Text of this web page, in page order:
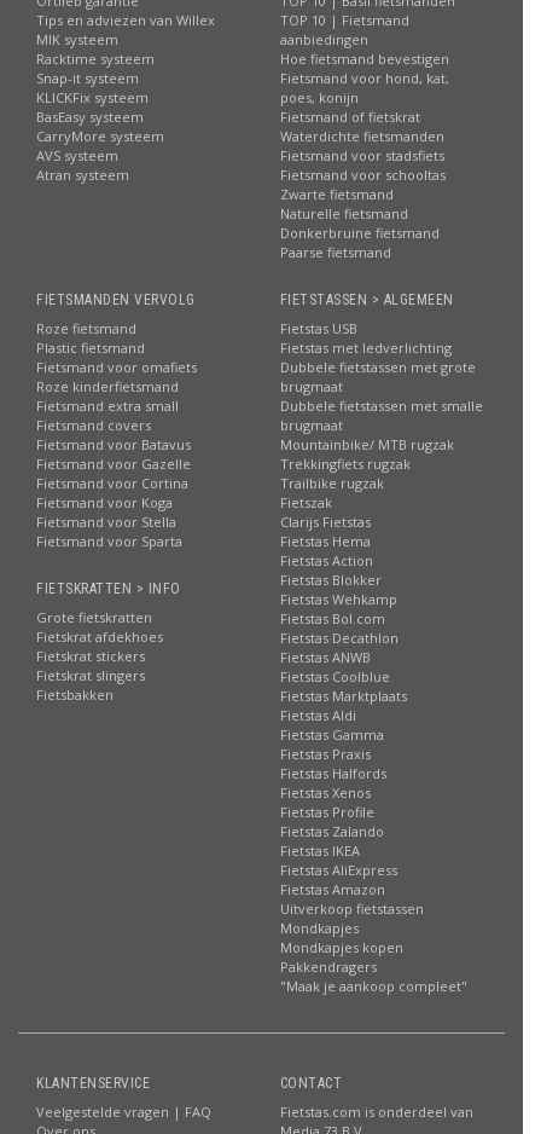
Tips en adviezen van Willex
MIK systeem
Racktime systeem
Snap-it systeem
KLICKFix systeem
BasEasy systeem
CarryMore systeem
AVS systeem
Atran systeem
TOP 10 | Fietsmand
aanbiedingen
Hoe fietsmand bevestigen
Fietsmand voor hond, kat,
poes, konijn
Fietsmand of fietskrat
Waterdichte fietsmanden
Fietsmand voor stadsfiets
Fietsmand voor schooltas
Zwarte fietsmand
Naturelle fietsmand
Donkerbruine fietsmand
Paarse fietsmand
FIETSMANDEN VERVOLG
Roze fietsmand
Plastic fietsmand
Fietsmand voor omafiets
Roze kinderfietsmand
Fietsmand extra small
Fietsmand covers
Fietsmand voor Batavus
Fietsmand voor Gazelle
Fietsmand voor Cortina
Fietsmand voor Koga
Fietsmand voor Stella
Fietsmand voor Sparta
FIETSKRATTEN > INFO
Grote fietskratten
Fietskrat afdekhoes
Fietskrat stickers
Fietskrat slingers
Fietsbakken
FIETSTASSEN > ALGEMEEN
Fietstas USB
Fietstas met ledverlichting
Dubbele fietstassen met grote
brugmaat
Dubbele fietstassen met smalle
brugmaat
Mountainbike/ MTB rugzak
Trekkingfiets rugzak
Trailbike rugzak
Fietszak
Clarijs Fietstas
Fietstas Hema
Fietstas Action
Fietstas Blokker
Fietstas Wehkamp
Fietstas Bol.com
Fietstas Decathlon
Fietstas ANWB
Fietstas Coolblue
Fietstas Marktplaats
Fietstas Aldi
Fietstas Gamma
Fietstas Praxis
Fietstas Halfords
Fietstas Xenos
Fietstas Profile
Fietstas Zalando
Fietstas IKEA
Fietstas AliExpress
Fietstas Amazon
Uitverkoop fietstassen
Mondkapjes
Mondkapjes kopen
Pakkendragers
"Maak je aankoop compleet"
KLANTENSERVICE
Veelgestelde vragen | FAQ
CONTACT
Fietstas.com is onderdeel van